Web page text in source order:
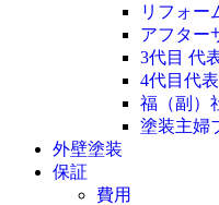
リフォー
アフター
3代目 代
4代目代
福（副）
塗装主婦
外壁塗装
保証
費用